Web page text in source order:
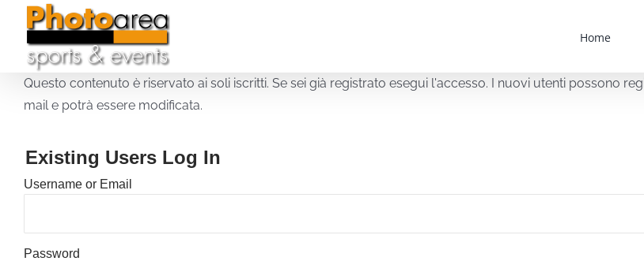
content
Home
Questo contenuto è riservato ai soli iscritti. Se sei già registrato esegui l'accesso. I nuovi utenti possono
mail e potrà essere modificata.
Existing Users Log In
Username or Email
Password